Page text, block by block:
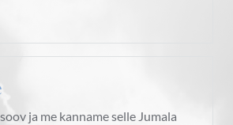
ja me kanname selle Jumala